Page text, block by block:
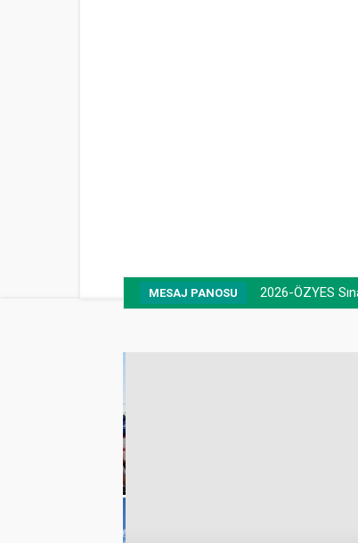
MESAJ PANOSU 2026-ÖZYES
Taziye mesajı